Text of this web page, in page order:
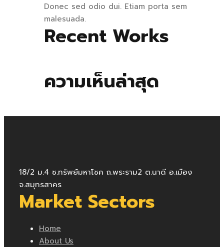
Donec sed odio dui. Etiam porta sem
malesuada.
Recent Works
ความเห็นล่าสุด
18/2 ม.4 ซ.ทรัพย์มหาโชค ถ.พระราม2 ต.นาดี อ.เมือง
จ.สมุทรสาคร
Market Sectors
Home
About Us